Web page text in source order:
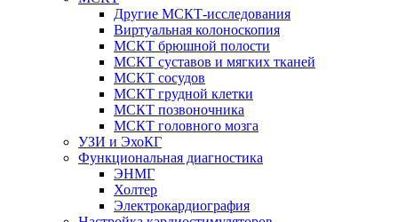
Другие МСКТ-исследования
Виртуальная колоноскопия
МСКТ брюшной полости
МСКТ суставов и мягких тканей
МСКТ сосудов
МСКТ грудной клетки
МСКТ позвоночника
МСКТ головного мозга
УЗИ и ЭхоКГ
Функциональная диагностика
ЭНМГ
Холтер
Электрокардиография